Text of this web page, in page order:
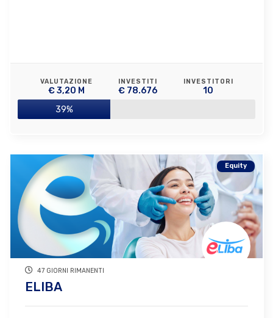
VALUTAZIONE
€ 3,20 M
INVESTITI
€ 78.676
INVESTITORI
10
39%
Equity
47 GIORNI RIMANENTI
ELIBA